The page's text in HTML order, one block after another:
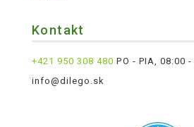
Kontakt
+421 950 308 480 PO - PIA, 08:00 -
info@dilego.sk